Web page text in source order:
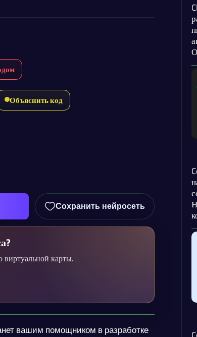
Объяснить код
Сохранить нейросеть
карты.
вашим помощником в разработке